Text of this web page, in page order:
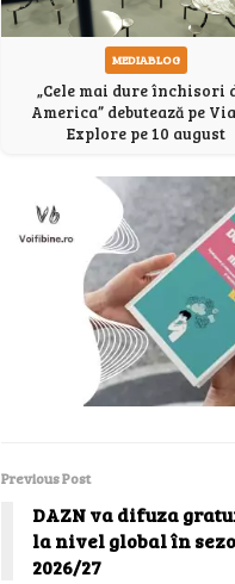
MEDIABLOG
„Cele mai dure închisori
America” debutează pe
Explore pe 10 august
Previous Post
DAZN va difuza
la nivel global în
2026/27